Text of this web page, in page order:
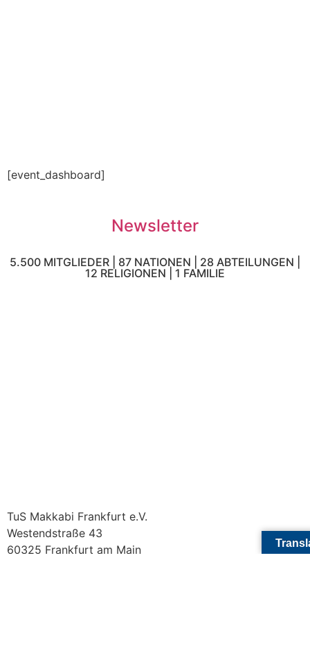
[event_dashboard]
Newsletter
5.500 MITGLIEDER | 87 NATIONEN | 28 ABTEILUNGEN |
12 RELIGIONEN | 1 FAMILIE
TuS Makkabi Frankfurt e.V.
Westendstraße 43
60325 Frankfurt am Main